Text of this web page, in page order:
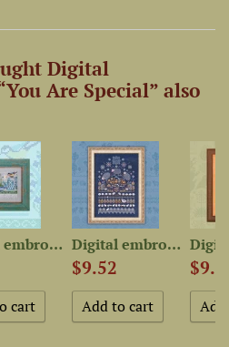
Digital
Are Special” also
Digital embroidery chart... Digital embroidery chart...
$9.52